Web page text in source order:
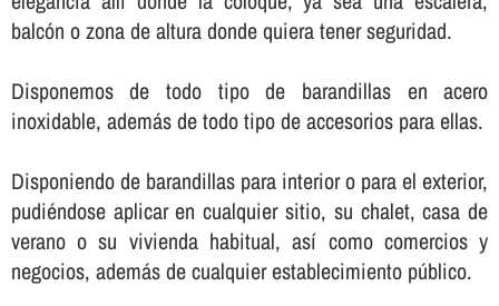
balcón o zona de altura donde quiera tener seguridad.
Disponemos de todo tipo de barandillas en acero
inoxidable, además de todo tipo de accesorios para ellas.
Disponiendo de barandillas para interior o para el exterior,
pudiéndose aplicar en cualquier sitio, su chalet, casa de
verano o su vivienda habitual, así­ como comercios y
negocios, además de cualquier establecimiento público.